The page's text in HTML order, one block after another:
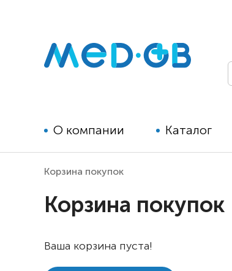
О компании Каталог
реабилитации для детей
реабилитации для взрослых
Корзина покупок
Корзина покупок
Ваша корзина пуста!